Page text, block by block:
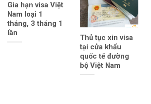
Gia hạn visa Việt
Nam loại 1
tháng, 3 tháng 1
lần
Thủ tục xin visa
tại cửa khẩu
quốc tế đường
bộ Việt Nam